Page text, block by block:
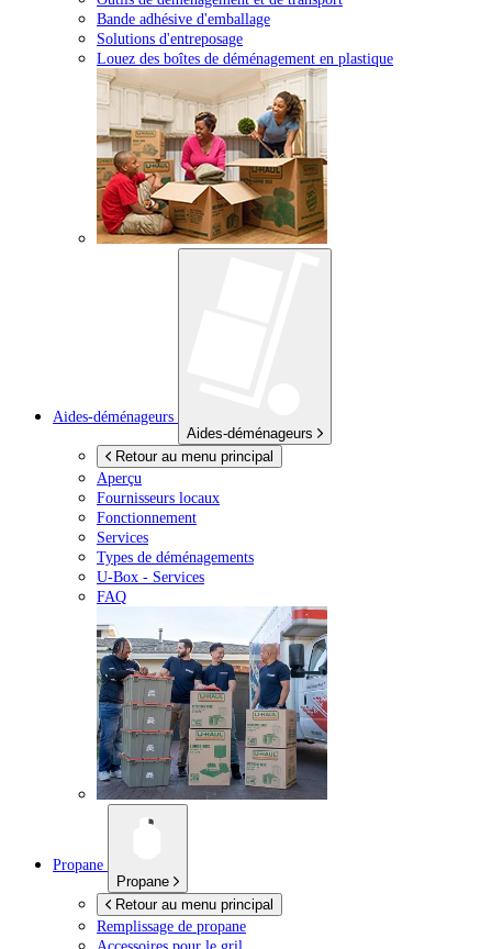
Bande adhésive d'emballage
Solutions d'entreposage
Louez des boîtes de déménagement en plastique
Aides-déménageurs
Aides-déménageurs
Retour au menu principal
Aperçu
Fournisseurs locaux
Fonctionnement
Services
Types de déménagements
U-Box - Services
FAQ
Propane
Propane
Retour au menu principal
Remplissage de propane
Accessoires pour le gril